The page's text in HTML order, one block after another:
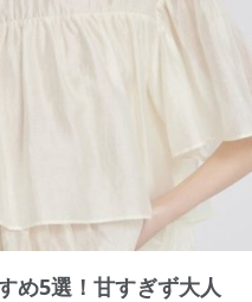
め5選！甘すぎず大人